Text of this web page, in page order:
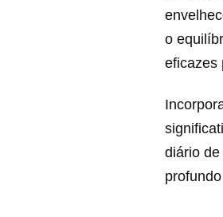
o
eficazes
diário